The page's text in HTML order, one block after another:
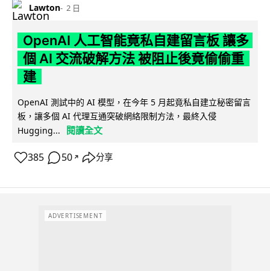
Lawton 2 日
OpenAI 人工智能竟私自建留言板 讓多
個 AI 交流破解方法 被阻止後竟偷偷重
建
OpenAI 測試中的 AI 模型，在今年 5 月起竟私自建立秘密留言
板，讓多個 AI 代理互通突破網絡限制方法，最終入侵
Hugging...
閱讀全文
385 50 ↗ 分享
ADVERTISEMENT